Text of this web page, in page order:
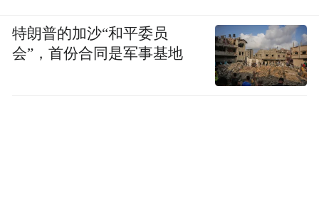
特朗普的加沙“和平委员
会”，首份合同是军事基地